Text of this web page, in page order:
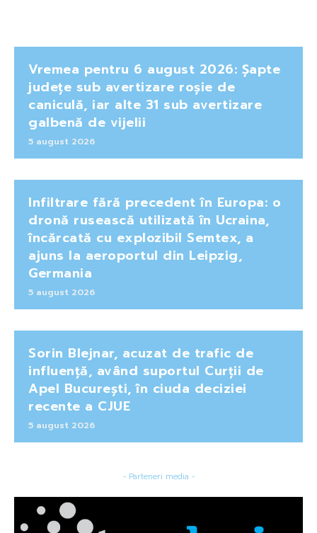
Vremea pentru 6 august 2026: Șapte
județe sub avertizare roșie de
caniculă, iar alte 31 sub avertizare
galbenă de vijelii
5 august 2026
Infiltrare fără precedent în Europa: o
dronă rusească utilizată în Ucraina,
încărcată cu explozibil Semtex, a
ajuns la aeroportul din Leipzig,
Germania
5 august 2026
Sorin Blejnar, acuzat de trafic de
influență, având suportul Curții de
Apel București, în ciuda deciziei
recente a CJUE
5 august 2026
- Parteneri media -